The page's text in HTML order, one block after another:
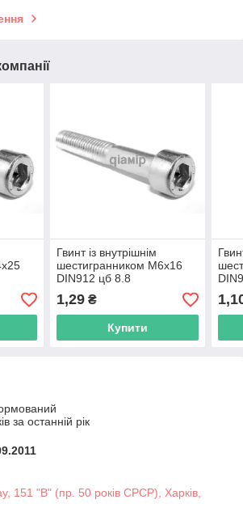
Гвинт із внутрішнім
шестигранником М6х16
DIN912 цб 8.8
1,29₴
Купити
за останній рік
151 "В" (пр. 50 років СРСР), Харків,